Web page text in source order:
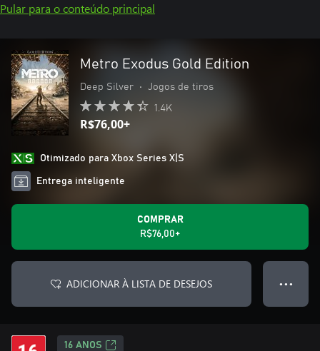
Pular para o conteúdo principal
Metro Exodus Gold Edition
Deep Silver • Jogos de tiros
1.4K
R$76,00+
Otimizado para Xbox Series X|S
Entrega inteligente
COMPRAR
R$76,00+
ADICIONAR À LISTA DE DESEJOS ● ● ●
16 ANOS